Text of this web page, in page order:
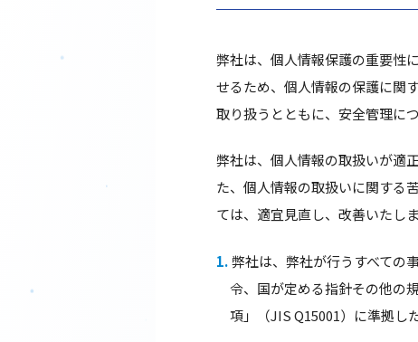
弊社は、個人情報保護の重要性
せるため、個人情報の保護に関
取り扱うとともに、安全管理に
弊社は、個人情報の取扱いが適
た、個人情報の取扱いに関する
ては、適宜見直し、改善いたしま
弊社は、弊社が行うすべての
令、国が定める指針その他の
項」（JIS Q15001）に準拠し